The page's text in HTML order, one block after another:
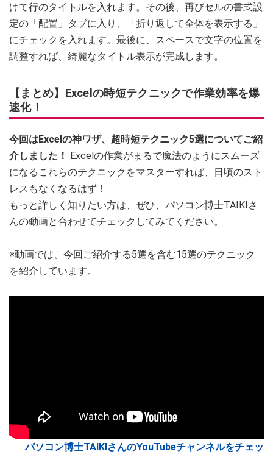
けて行のタイトルを入れます。その後、再びセルの書式設
定の「配置」タブに入り、「折り返して全体を表示する」
にチェックを入れます。最後に、スペースで文字の位置を
調整すれば、綺麗なタイトル表示が完成します。
【まとめ】Excelの時短テクニックで作業効率を爆
速化！
今回はExcelの神ワザ、超時短テクニック5選についてご紹
介しました！
Excelの作業がまるで魔法のようにスムーズ
になるこれらのテクニックをマスターすれば、日頃のスト
レスもなくなるはず！
もっと詳しく知りたい方は、ぜひ、パソコン博士TAIKIさ
んの動画と合わせてチェックしてみてください。
※動画では、今回ご紹介する5選を含む15選のテクニック
を紹介しています。
パソコン博士TAIKIさんのYouTubeチャンネルをチェッ